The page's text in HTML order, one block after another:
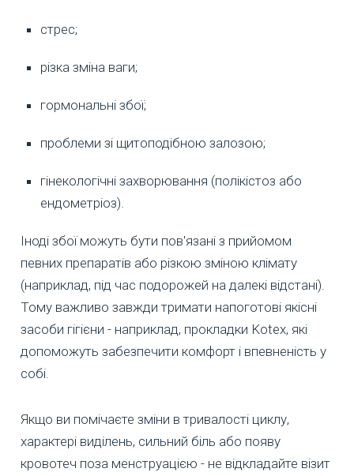
стрес;
різка зміна ваги;
гормональні збої;
проблеми зі щитоподібною залозою;
гінекологічні захворювання (полікістоз або
ендометріоз).
Іноді збої можуть бути пов'язані з прийомом
певних препаратів або різкою зміною клімату
(наприклад, під час подорожей на далекі відстані).
Тому важливо завжди тримати напоготові якісні
засоби гігієни - наприклад, прокладки Kotex, які
допоможуть забезпечити комфорт і впевненість у
собі.
Якщо ви помічаєте зміни в тривалості циклу,
характері виділень, сильний біль або появу
кровотеч поза менструацією - не відкладайте візит